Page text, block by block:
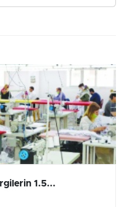
1.5...